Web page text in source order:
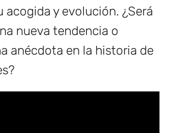
acogida y evolución. ¿Será
nueva tendencia o
anécdota en la historia de